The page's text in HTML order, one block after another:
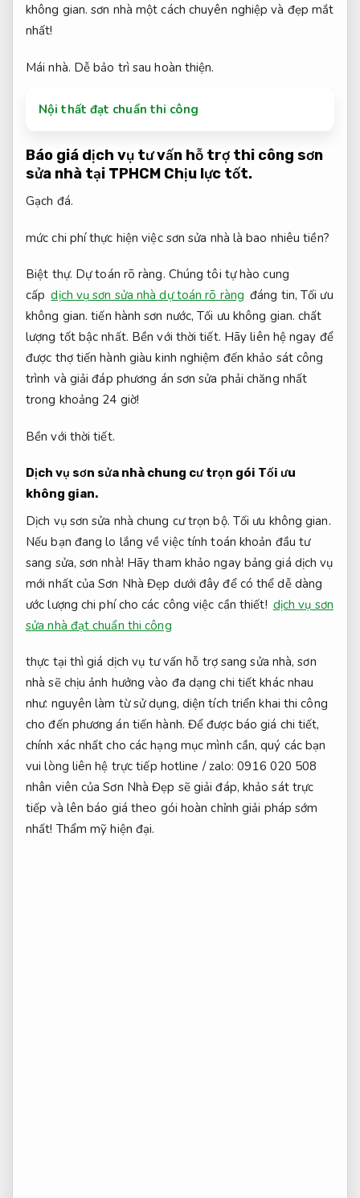
không gian. sơn nhà một cách chuyên nghiệp và đẹp mắt
nhất!
Mái nhà. Dễ bảo trì sau hoàn thiện.
Nội thất đạt chuẩn thi công
Báo giá dịch vụ tư vấn hỗ trợ thi công sơn
sửa nhà tại TPHCM Chịu lực tốt.
Gạch đá.
mức chi phí thực hiện việc sơn sửa nhà là bao nhiêu tiền?
Biệt thự. Dự toán rõ ràng. Chúng tôi tự hào cung
cấp dịch vụ sơn sửa nhà dự toán rõ ràng đáng tin,Tối ưu
không gian. tiến hành sơn nước,Tối ưu không gian. chất
lượng tốt bậc nhất. Bền với thời tiết. Hãy liên hệ ngay để
được thợ tiến hành giàu kinh nghiệm đến khảo sát công
trình và giải đáp phương án sơn sửa phải chăng nhất
trong khoảng 24 giờ!
Bền với thời tiết.
Dịch vụ sơn sửa nhà chung cư trọn gói Tối ưu
không gian.
Dịch vụ sơn sửa nhà chung cư trọn bộ. Tối ưu không gian.
Nếu bạn đang lo lắng về việc tính toán khoản đầu tư
sang sửa, sơn nhà! Hãy tham khảo ngay bảng giá dịch vụ
mới nhất của Sơn Nhà Đẹp dưới đây để có thể dễ dàng
ước lượng chi phí cho các công việc cần thiết! dịch vụ sơn
sửa nhà đạt chuẩn thi công
thực tại thì giá dịch vụ tư vấn hỗ trợ sang sửa nhà, sơn
nhà sẽ chịu ảnh hưởng vào đa dạng chi tiết khác nhau
như: nguyên làm từ sử dụng, diện tích triển khai thi công
cho đến phương án tiến hành. Để được báo giá chi tiết,
chính xác nhất cho các hạng mục mình cần, quý các bạn
vui lòng liên hệ trực tiếp hotline / zalo: 0916 020 508
nhân viên của Sơn Nhà Đẹp sẽ giải đáp, khảo sát trực
tiếp và lên báo giá theo gói hoàn chỉnh giải pháp sớm
nhất! Thẩm mỹ hiện đại.